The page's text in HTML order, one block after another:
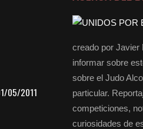
05/2011
creado por Javier
informar sobre
sobre el Judo
particular.
competiciones,
curiosidades de